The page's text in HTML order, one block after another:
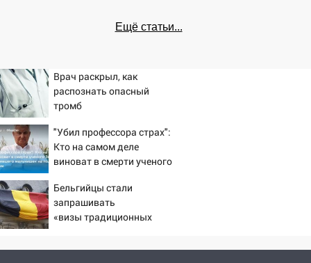
Ещё статьи...
Врач раскрыл, как
распознать опасный
тромб
"Убил профессора страх":
Кто на самом деле
виноват в смерти ученого
мальчишек на поле с
горохом
Бельгийцы стали
запрашивать
«визы традиционных